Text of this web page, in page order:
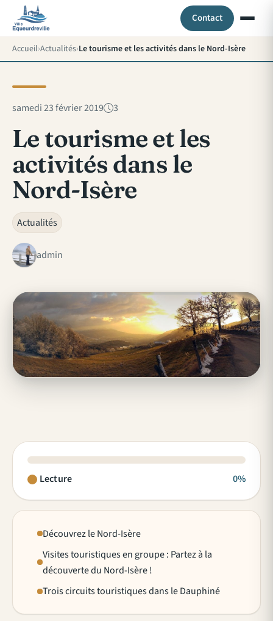
Contact
Accueil Actualités Le tourisme et les activités dans le Nord-Isère
samedi 23 février 2019 3
Le tourisme et les
activités dans le
Nord-Isère
Actualités
admin
Lecture 0%
Découvrez le Nord-Isère
Visites touristiques en groupe : Partez à la
découverte du Nord-Isère !
Trois circuits touristiques dans le Dauphiné